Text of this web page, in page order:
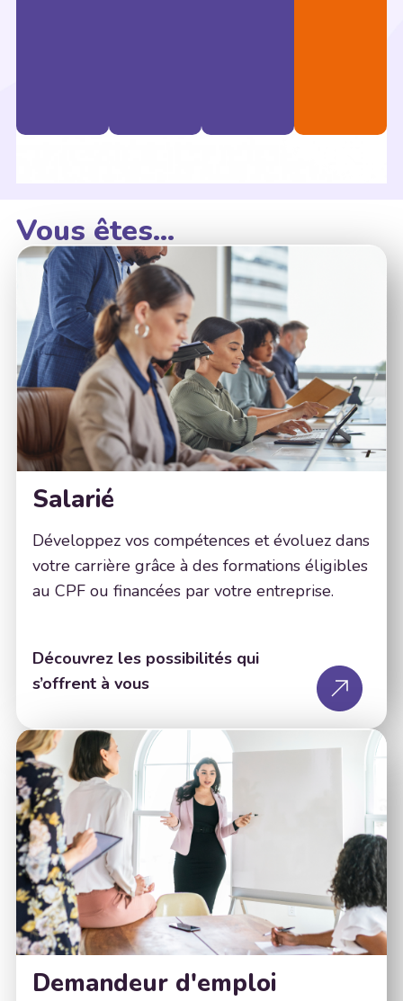
Vous êtes...
Salarié
Développez vos compétences et évoluez dans
votre carrière grâce à des formations éligibles
au CPF ou financées par votre entreprise.
Découvrez les possibilités qui
s’offrent à vous
Demandeur d'emploi